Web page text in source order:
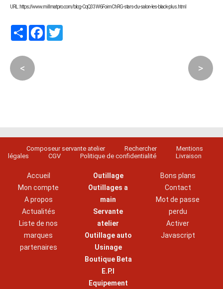
URL : https://www.millmatpro.com/blog-CqQ33W6FoimChRG-stars-du-salon-les-black-plus.html
PartagerFacebook
< >
Composeur servante atelier Rechercher
Mentions
légales
CGV Politique de confidentialité Livraison
Accueil
Mon compte
A propos
Actualités
Liste de nos
marques
partenaires
Outillage
Outillages a
main
Servante
atelier
Outillage auto
Usinage
Boutique Beta
E.P.I
Equipement
Bons plans
Contact
Mot de passe
perdu
Activer
Javascript